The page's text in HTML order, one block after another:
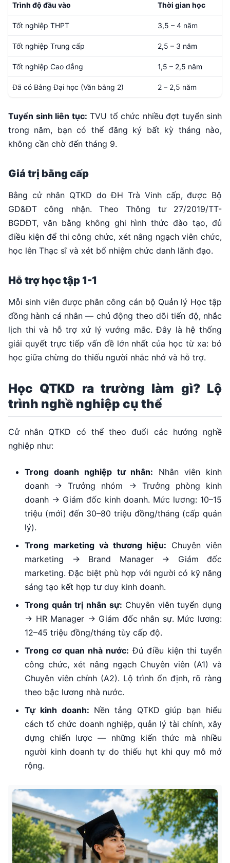
Trình độ đầu vào Thời gian học
Tốt nghiệp THPT 3,5 – 4 năm
Tốt nghiệp Trung cấp 2,5 – 3 năm
Tốt nghiệp Cao đẳng 1,5 – 2,5 năm
Đã có Bằng Đại học (Văn bằng 2) 2 – 2,5 năm
Tuyển sinh liên tục: TVU tổ chức nhiều đợt tuyển sinh
trong năm, bạn có thể đăng ký bất kỳ tháng nào,
không cần chờ đến tháng 9.
Giá trị bằng cấp
Bằng cử nhân QTKD do ĐH Trà Vinh cấp, được Bộ
GD&ĐT công nhận. Theo Thông tư 27/2019/TT-
BGDĐT, văn bằng không ghi hình thức đào tạo, đủ
điều kiện để thi công chức, xét nâng ngạch viên chức,
học lên Thạc sĩ và xét bổ nhiệm chức danh lãnh đạo.
Hỗ trợ học tập 1-1
Mỗi sinh viên được phân công cán bộ Quản lý Học tập
đồng hành cá nhân — chủ động theo dõi tiến độ, nhắc
lịch thi và hỗ trợ xử lý vướng mắc. Đây là hệ thống
giải quyết trực tiếp vấn đề lớn nhất của học từ xa: bỏ
học giữa chừng do thiếu người nhắc nhở và hỗ trợ.
Học QTKD ra trường làm gì? Lộ
trình nghề nghiệp cụ thể
Cử nhân QTKD có thể theo đuổi các hướng nghề
nghiệp như:
Trong doanh nghiệp tư nhân: Nhân viên kinh
doanh → Trưởng nhóm → Trưởng phòng kinh
doanh → Giám đốc kinh doanh. Mức lương: 10–15
triệu (mới) đến 30–80 triệu đồng/tháng (cấp quản
lý).
Trong marketing và thương hiệu: Chuyên viên
marketing → Brand Manager → Giám đốc
marketing. Đặc biệt phù hợp với người có kỹ năng
sáng tạo kết hợp tư duy kinh doanh.
Trong quản trị nhân sự: Chuyên viên tuyển dụng
→ HR Manager → Giám đốc nhân sự. Mức lương:
12–45 triệu đồng/tháng tùy cấp độ.
Trong cơ quan nhà nước: Đủ điều kiện thi tuyển
công chức, xét nâng ngạch Chuyên viên (A1) và
Chuyên viên chính (A2). Lộ trình ổn định, rõ ràng
theo bậc lương nhà nước.
Tự kinh doanh: Nền tảng QTKD giúp bạn hiểu
cách tổ chức doanh nghiệp, quản lý tài chính, xây
dựng chiến lược — những kiến thức mà nhiều
người kinh doanh tự do thiếu hụt khi quy mô mở
rộng.